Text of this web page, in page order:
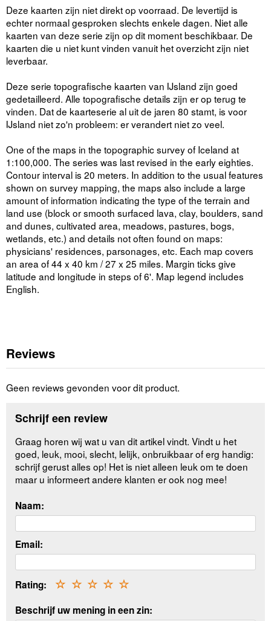
Deze kaarten zijn niet direkt op voorraad. De levertijd is
echter normaal gesproken slechts enkele dagen. Niet alle
kaarten van deze serie zijn op dit moment beschikbaar. De
kaarten die u niet kunt vinden vanuit het overzicht zijn niet
leverbaar.
Deze serie topografische kaarten van IJsland zijn goed
gedetailleerd. Alle topografische details zijn er op terug te
vinden. Dat de kaarteserie al uit de jaren 80 stamt, is voor
IJsland niet zo'n probleem: er verandert niet zo veel.
One of the maps in the topographic survey of Iceland at
1:100,000. The series was last revised in the early eighties.
Contour interval is 20 meters. In addition to the usual features
shown on survey mapping, the maps also include a large
amount of information indicating the type of the terrain and
land use (block or smooth surfaced lava, clay, boulders, sand
and dunes, cultivated area, meadows, pastures, bogs,
wetlands, etc.) and details not often found on maps:
physicians' residences, parsonages, etc. Each map covers
an area of 44 x 40 km / 27 x 25 miles. Margin ticks give
latitude and longitude in steps of 6'. Map legend includes
English.
Reviews
Geen reviews gevonden voor dit product.
Schrijf een review
Graag horen wij wat u van dit artikel vindt. Vindt u het
goed, leuk, mooi, slecht, lelijk, onbruikbaar of erg handig:
schrijf gerust alles op! Het is niet alleen leuk om te doen
maar u informeert andere klanten er ook nog mee!
Naam:
Email:
Rating: ☆
☆
☆
☆
☆
Beschrijf uw mening in een zin: